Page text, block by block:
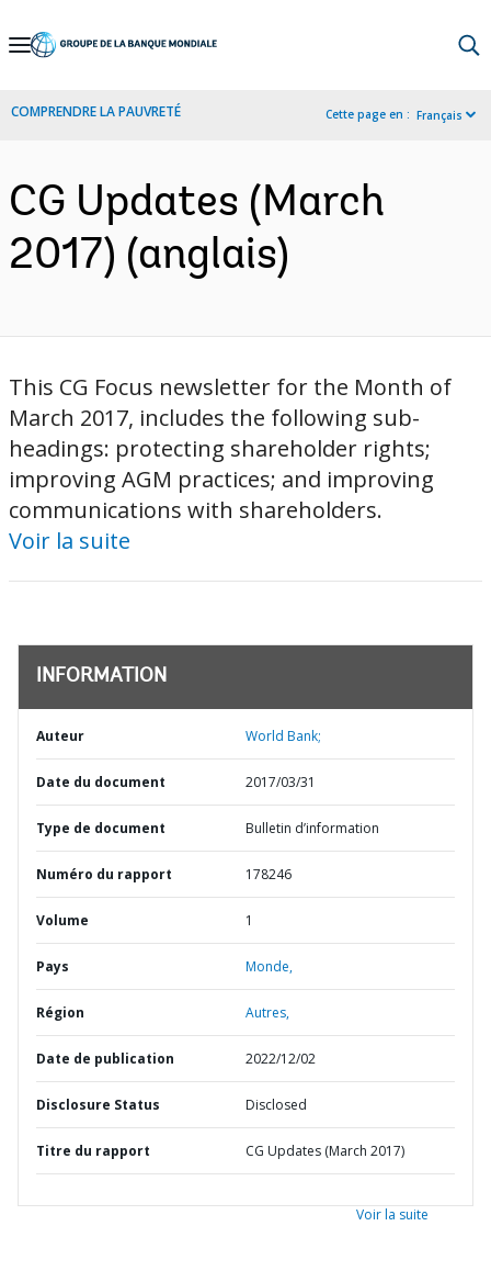
Skip
Navigation
COMPRENDRE LA PAUVRETÉ Cette page en : Français
CG Updates (March
2017) (anglais)
This CG Focus newsletter for the Month of
March 2017, includes the following sub-
headings: protecting shareholder rights;
improving AGM practices; and improving
communications with shareholders.
Voir la suite
INFORMATION
Auteur World Bank;
Date du document 2017/03/31
Type de document Bulletin d’information
Numéro du rapport 178246
Volume 1
Pays Monde,
Région Autres,
Date de publication 2022/12/02
Disclosure Status Disclosed
Titre du rapport CG Updates (March 2017)
Voir la suite